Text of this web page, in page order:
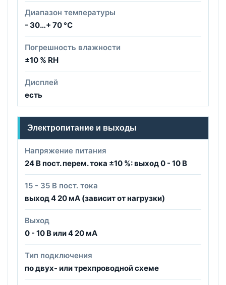
Диапазон температуры
- 30…+ 70 °C
Погрешность влажности
±10 % RH
Дисплей
есть
Электропитание и выходы
Напряжение питания
24 В пост. перем. тока ±10 %: выход 0 - 10 В
15 - 35 В пост. тока
выход 4 20 мА (зависит от нагрузки)
Выход
0 - 10 B или 4 20 мА
Тип подключения
по двух- или трехпроводной схеме